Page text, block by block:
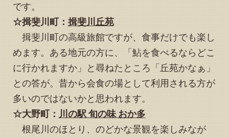
「予約状況」お知らせページの９月を更新しました（キャ
ンセルによる更新です）
2024.09.09
「予約状況」お知らせページの９月・10月カレンダーを更
新しました（９月分はキャンセルによる更新です）。また
あわせてトップページ下方の「観光情報、その他イベント
等のお知らせ」を更新しました。
2024.09.02
「予約状況」お知らせページの９月・10月カレンダーを更
新しました
です。
☆揖斐川町： 揖斐川丘苑
揖斐川町の高級旅館ですが、食事だけでも楽し
めます。ある地元の方に、「鮎を食べるならどこ
に行かれますか」と尋ねたところ「丘苑かなぁ」
との答が。昔から会食の場として利用される方が
多いのではないかと思われます。
☆大野町： 川の駅 旬の味 おか多
根尾川のほとり、のどかな景観を楽しみなが